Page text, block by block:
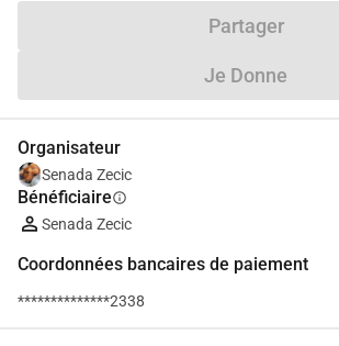
Partager
Je Donne
Organisateur
Senada Zecic
Bénéficiaireinfo
Senada Zecic
Coordonnées bancaires de paiement
**************2338